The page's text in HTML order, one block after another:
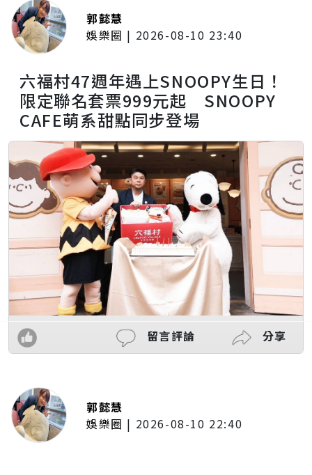
郭懿慧
娛樂圈 | 2026-08-10 23:40
六福村47週年遇上SNOOPY生日！
限定聯名套票999元起 SNOOPY
CAFE萌系甜點同步登場
留言評論 分享
郭懿慧
娛樂圈 | 2026-08-10 22:40